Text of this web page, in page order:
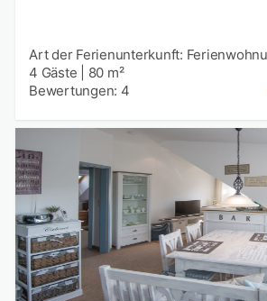
Art der Ferienunterkunft:
4 Gäste
80 m²
Bewertungen: 4